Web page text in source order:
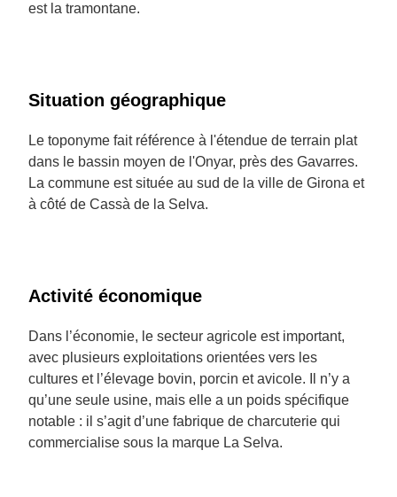
est la tramontane.
Situation géographique
Le toponyme fait référence à l'étendue de terrain plat
dans le bassin moyen de l'Onyar, près des Gavarres.
La commune est située au sud de la ville de Girona et
à côté de Cassà de la Selva.
Activité économique
Dans l’économie, le secteur agricole est important,
avec plusieurs exploitations orientées vers les
cultures et l’élevage bovin, porcin et avicole. Il n’y a
qu’une seule usine, mais elle a un poids spécifique
notable : il s’agit d’une fabrique de charcuterie qui
commercialise sous la marque La Selva.